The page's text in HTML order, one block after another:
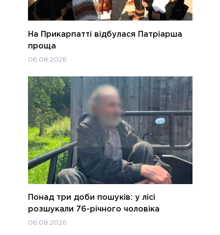
На Прикарпатті відбулася Патріарша
проща
06.08.2026
Понад три доби пошуків: у лісі
розшукали 76-річного чоловіка
06.08.2026